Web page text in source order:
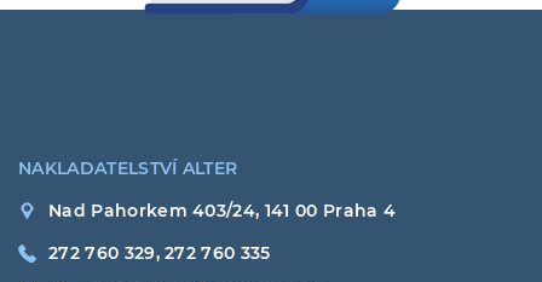
NAKLADATELSTVÍ ALTER
Nad Pahorkem 403/24, 141 00 Praha 4
272 760 329, 272 760 335